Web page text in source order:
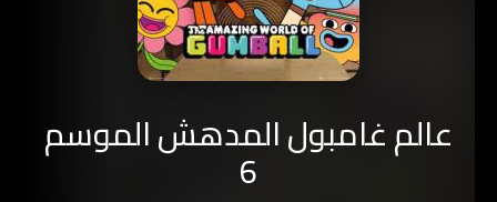
عالم غامبول المدهش الموسم
6